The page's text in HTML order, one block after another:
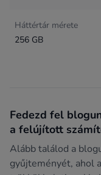
Háttértár mérete
256 GB
Fedezd fel
a felújított
Alább találod a
gyűjteményét, ahol